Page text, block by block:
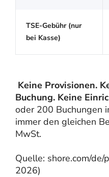
TSE-Gebühr (nur
bei Kasse)
Keine Provisionen.
Buchung. Keine
oder 200 Buchungen
immer den gleichen
MwSt.
Quelle: shore.com/
2026)